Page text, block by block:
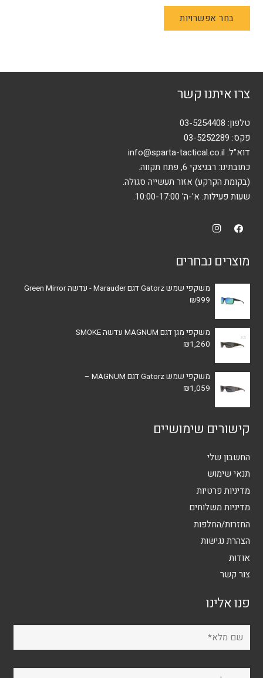
בחר אפשרויות
המוצר
צרו איתנו קשר
טלפון: 03-5254408
פקס: 03-5252289
דוא"ל: info@sparta-tactical.co.il
כתובתינו: רבניצקי 6, פתח תקווה.
(בקומת הקרקע) אזור תעשייה סגולה.
שעות פעילות: א'-ה' 10:00-17:00.
מוצרים נבחרים
משקפי שמש Gatorz דגם Marauder - עדשה Green Mirror
₪999
משקפי מגן דגם MAGNUM עדשה SMOKE
₪1,260
משקפי שמש Gatorz דגם MAGNUM –
₪1,059
קישורים שימושיים
החשבון שלי
תנאי שימוש
מדיניות פרטיות
מדיניות משלוחים
החזרות/החלפות
הצהרת נגישות
אודות
צור קשר
פנו אלינו